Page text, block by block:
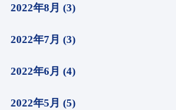
2022年8月 (3)
2022年7月 (3)
2022年6月 (4)
2022年5月 (5)